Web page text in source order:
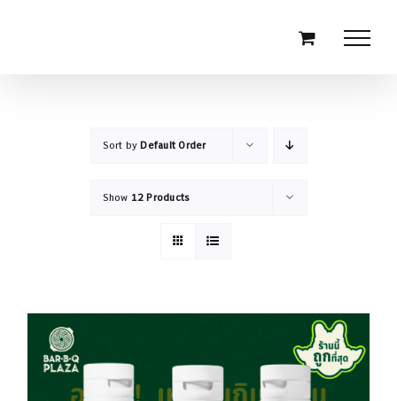
Sort byDefault Order
Show 12 Products